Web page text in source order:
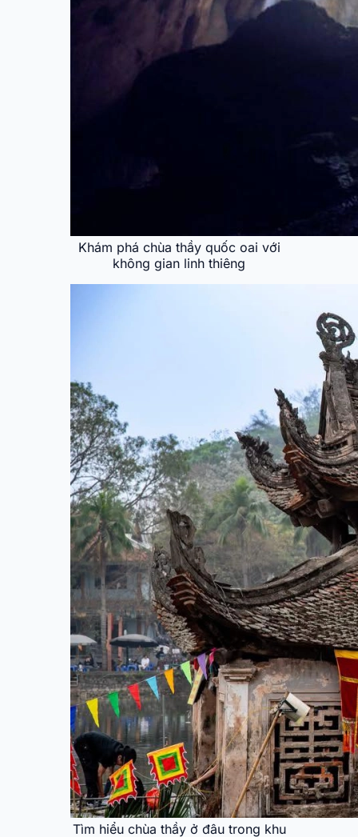
Khám phá chùa thầy quốc oai với
không gian linh thiêng
Tìm hiểu chùa thầy ở đâu trong khu